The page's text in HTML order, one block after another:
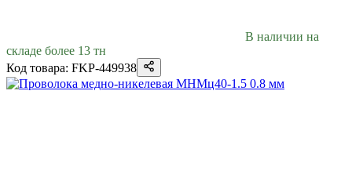
В наличии на
складе более 13 тн
Код товара: FKP-449938